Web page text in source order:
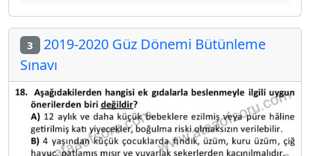
3 2019-2020 Güz Dönemi Bütünleme
Sınavı